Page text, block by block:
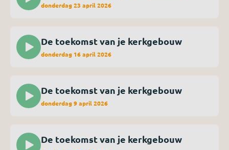
donderdag 23 april 2026
De toekomst van je kerkgebouw
donderdag 16 april 2026
De toekomst van je kerkgebouw
donderdag 9 april 2026
De toekomst van je kerkgebouw